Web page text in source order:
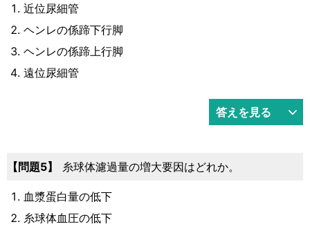
近位尿細管
ヘンレの係蹄下行脚
ヘンレの係蹄上行脚
遠位尿細管
答えを見る
5 糸球体濾過量の増大要因はどれか。
血漿蛋白量の低下
糸球体血圧の低下